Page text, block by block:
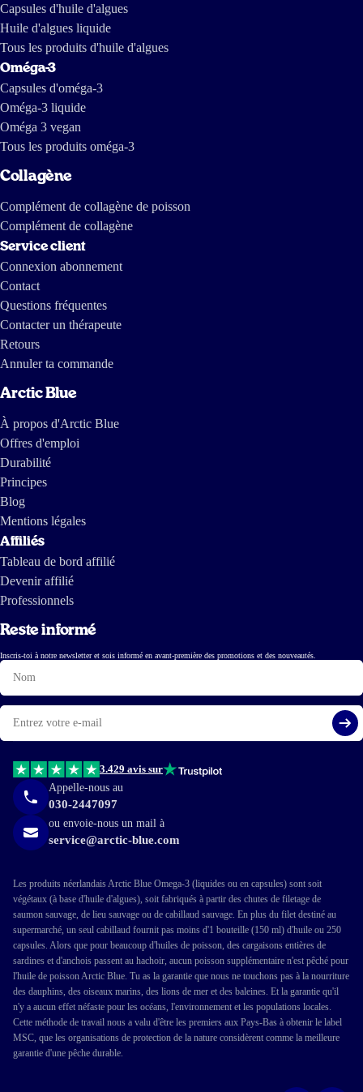
Capsules d'huile d'algues
Huile d'algues liquide
Tous les produits d'huile d'algues
Oméga-3
Capsules d'oméga-3
Oméga-3 liquide
Oméga 3 vegan
Tous les produits oméga-3
Collagène
Complément de collagène de poisson
Complément de collagène
Service client
Connexion abonnement
Contact
Questions fréquentes
Contacter un thérapeute
Retours
Annuler ta commande
Arctic Blue
À propos d'Arctic Blue
Offres d'emploi
Durabilité
Principes
Blog
Mentions légales
Affiliés
Tableau de bord affilié
Devenir affilié
Professionnels
Reste informé
Inscris-toi à notre newsletter et sois informé en avant-première des promotions et des nouveautés.
Nom
E-
mail
3.429 avis sur
Appelle-nous au
030-2447097
ou envoie-nous un mail à
service@arctic-blue.com
Les produits néerlandais Arctic Blue Omega-3 (liquides ou en capsules) sont soit
végétaux (à base d'huile d'algues), soit fabriqués à partir des chutes de filetage de
saumon sauvage, de lieu sauvage ou de cabillaud sauvage. En plus du filet destiné au
supermarché, un seul cabillaud fournit pas moins d'1 bouteille (150 ml) d'huile ou 250
capsules. Alors que pour beaucoup d'huiles de poisson, des cargaisons entières de
sardines et d'anchois passent au hachoir, aucun poisson supplémentaire n'est pêché pour
l'huile de poisson Arctic Blue. Tu as la garantie que nous ne touchons pas à la nourriture
des dauphins, des oiseaux marins, des lions de mer et des baleines. Et la garantie qu'il
n'y a aucun effet néfaste pour les océans, l'environnement et les populations locales.
Cette méthode de travail nous a valu d'être les premiers aux Pays-Bas à obtenir le label
MSC, que les organisations de protection de la nature considèrent comme la meilleure
garantie d'une pêche durable.